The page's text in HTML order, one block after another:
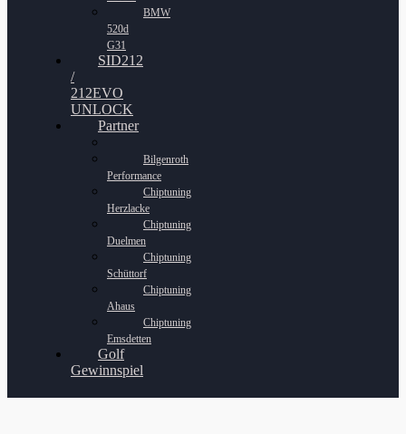
BMW
520d
G31
SID212
/
212EVO
UNLOCK
Partner
Bilgenroth
Performance
Chiptuning
Herzlacke
Chiptuning
Duelmen
Chiptuning
Schüttorf
Chiptuning
Ahaus
Chiptuning
Emsdetten
Golf
Gewinnspiel